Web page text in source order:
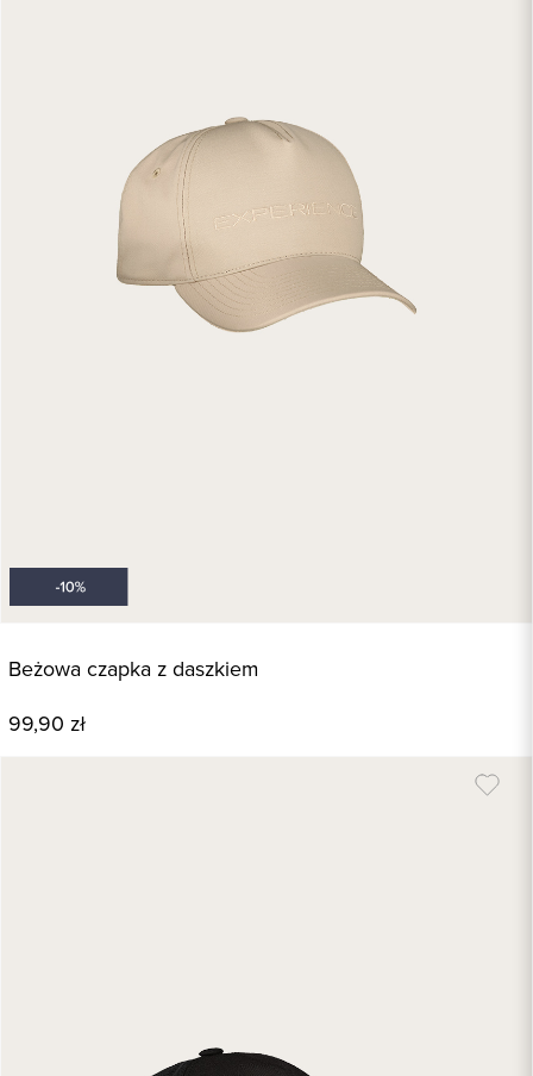
Beżowa czapka z daszkiem
99,90 zł